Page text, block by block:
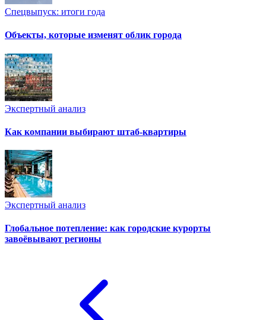
Спецвыпуск: итоги года
Объекты, которые изменят облик города
Экспертный анализ
Как компании выбирают штаб-квартиры
Экспертный анализ
Глобальное потепление: как городские курорты
завоёвывают регионы